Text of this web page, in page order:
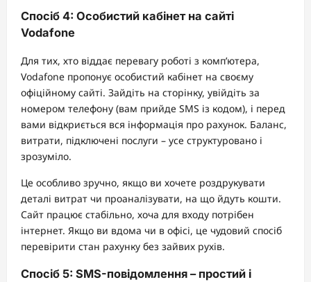
Спосіб 4: Особистий кабінет на сайті
Vodafone
Для тих, хто віддає перевагу роботі з комп’ютера,
Vodafone пропонує особистий кабінет на своєму
офіційному сайті. Зайдіть на сторінку, увійдіть за
номером телефону (вам прийде SMS із кодом), і перед
вами відкриється вся інформація про рахунок. Баланс,
витрати, підключені послуги – усе структуровано і
зрозуміло.
Це особливо зручно, якщо ви хочете роздрукувати
деталі витрат чи проаналізувати, на що йдуть кошти.
Сайт працює стабільно, хоча для входу потрібен
інтернет. Якщо ви вдома чи в офісі, це чудовий спосіб
перевірити стан рахунку без зайвих рухів.
Спосіб 5: SMS-повідомлення – простий і